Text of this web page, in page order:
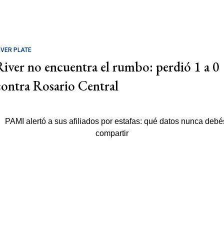
PLATE
no encuentra el rumbo: perdió 1 a 0
Rosario Central